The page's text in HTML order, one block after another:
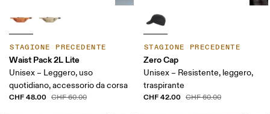
STAGIONE PRECEDENTE
Waist Pack 2L Lite
Unisex – Leggero, uso
quotidiano, accessorio da corsa
CHF 48.00 CHF 60.00
STAGIONE PRECEDENTE
Zero Cap
Unisex – Resistente, leggero,
traspirante
CHF 42.00 CHF 60.00